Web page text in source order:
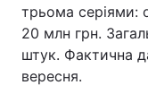
Цікавинки
Екологія
трьома серіями:
20 млн грн.
штук. Фактична
вересня.